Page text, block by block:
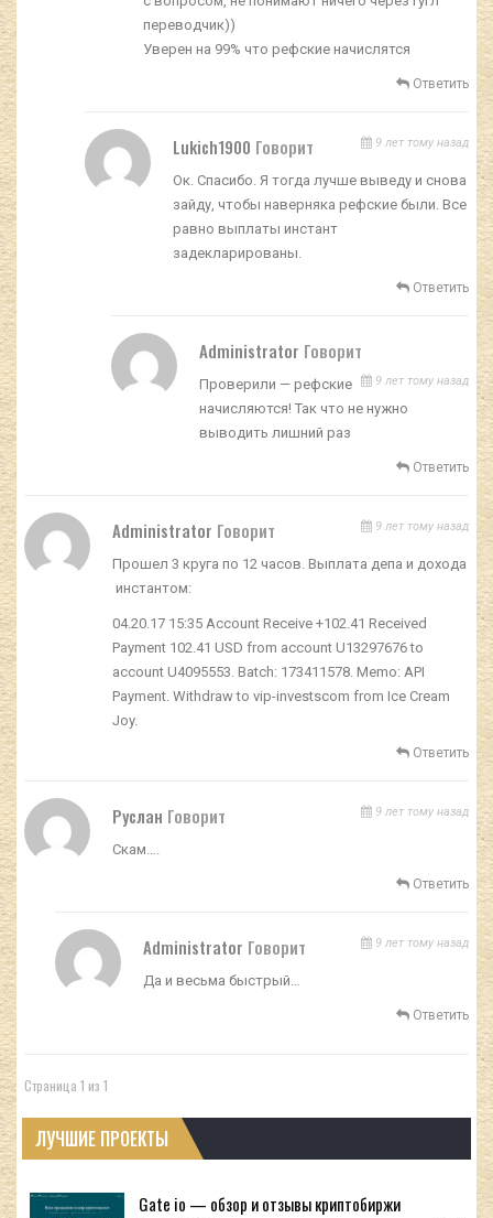
переводчик))
Уверен на 99% что рефские начислятся
Ответить
Lukich1900 Говорит 9 лет тому назад
Ок. Спасибо. Я тогда лучше выведу и снова
зайду, чтобы наверняка рефские были. Все
равно выплаты инстант
задекларированы.
Ответить
Administrator Говорит
9 лет тому назад
Проверили — рефские
начисляются! Так что не нужно
выводить лишний раз
Ответить
Administrator Говорит 9 лет тому назад
Прошел 3 круга по 12 часов. Выплата депа и дохода
инстантом:
04.20.17 15:35 Account Receive +102.41 Received
Payment 102.41 USD from account U13297676 to
account U4095553. Batch: 173411578. Memo: API
Payment. Withdraw to vip-investscom from Ice Cream
Joy.
Ответить
Руслан Говорит 9 лет тому назад
Скам….
Ответить
Administrator Говорит 9 лет тому назад
Да и весьма быстрый…
Ответить
Страница 1 из 1
ЛУЧШИЕ ПРОЕКТЫ
Gate io — обзор и отзывы криптобиржи